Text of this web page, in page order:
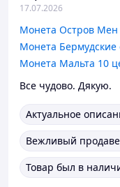
17.07.2026
Монета Остров Мен
Монета Бермудские
Монета Мальта 10
Все чудово. Дякую.
Актуальное
Вежливый
Товар был в